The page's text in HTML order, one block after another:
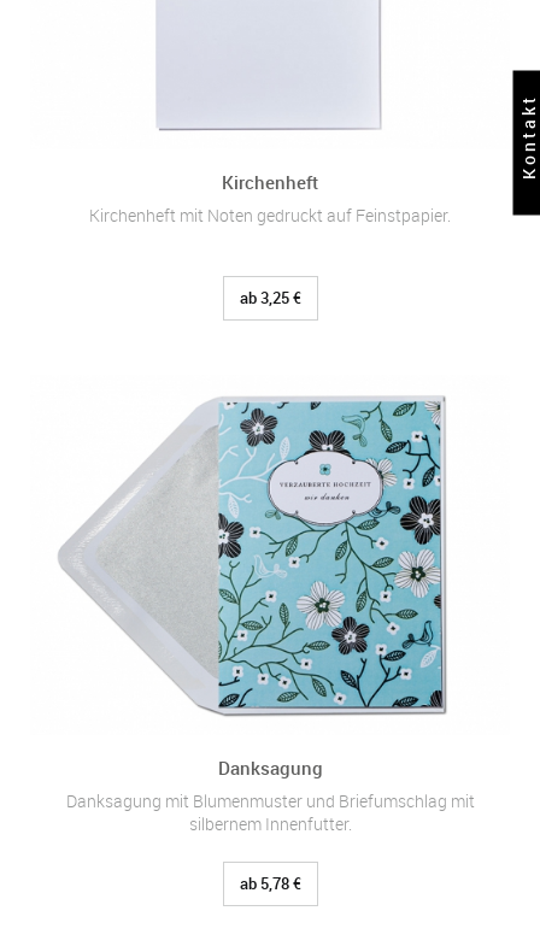
Kirchenheft
Kirchenheft mit Noten gedruckt auf Feinstpapier.
ab 3,25 €
Danksagung
Danksagung mit Blumenmuster und Briefumschlag mit
silbernem Innenfutter.
ab 5,78 €
Kontakt